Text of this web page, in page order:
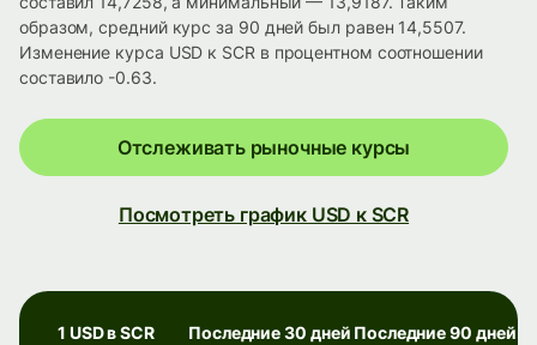
образом, средний курс за 90 дней был равен 14,5507.
Изменение курса USD к SCR в процентном соотношении
составило -0.63.
Отслеживать рыночные курсы
Посмотреть график USD к SCR
1 USD в SCR Последние 30 дней Последние 90 дней